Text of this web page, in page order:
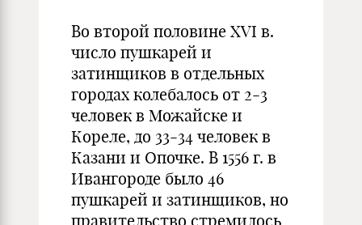
Во второй половине XVI в.
число пушкарей и
затинщиков в отдельных
городах колебалось от 2-3
человек в Можайске и
Кореле, до 33-34 человек в
Казани и Опочке. В 1556 г. в
Ивангороде было 46
пушкарей и затинщиков, но
правительство стремилось